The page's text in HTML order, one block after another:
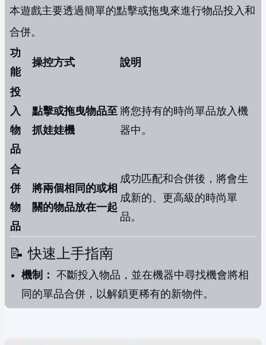
本遊戲主要透過簡單的點擊或拖曳來進行物品投入和
合併。
功
能
操控方式 說明
投
入
物
品
點擊或拖曳物品至
抓娃娃機
將您持有的時尚單品放入機
器中。
合
併
物
品
將兩個相同的或相
關的物品放在一起
成功匹配和合併後，將會生
成新的、更高級的時尚單
品。
📝 快速上手指南
機制： 不斷投入物品，並在機器中尋找機會將相
同的單品合併，以解鎖更稀有的新物件。